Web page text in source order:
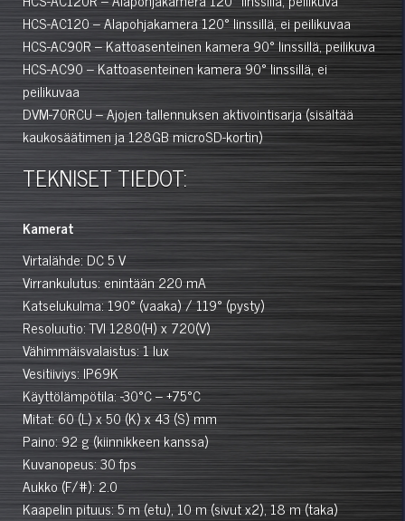
HCS-AC120 – Alapohjakamera 120° linssillä, ei peilikuvaa
HCS-AC90R – Kattoasenteinen kamera 90° linssillä, peilikuva
HCS-AC90 – Kattoasenteinen kamera 90° linssillä, ei
peilikuvaa
DVM-70RCU – Ajojen tallennuksen aktivointisarja (sisältää
kaukosäätimen ja 128GB microSD-kortin)
TEKNISET TIEDOT:
Kamerat
Virtalähde: DC 5 V
Virrankulutus: enintään 220 mA
Katselukulma: 190° (vaaka) / 119° (pysty)
Resoluutio: TVI 1280(H) x 720(V)
Vähimmäisvalaistus: 1 lux
Vesitiiviys: IP69K
Käyttölämpötila: -30°C – +75°C
Mitat: 60 (L) x 50 (K) x 43 (S) mm
Paino: 92 g (kiinnikkeen kanssa)
Kuvanopeus: 30 fps
Aukko (F/#): 2.0
Kaapelin pituus: 5 m (etu), 10 m (sivut x2), 18 m (taka)